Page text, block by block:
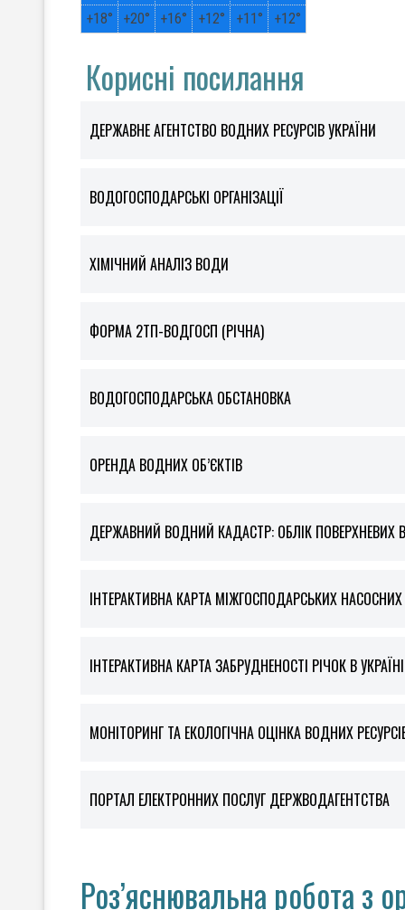
+18° +20° +16° +12° +11° +12°
Корисні посилання
ДЕРЖАВНЕ АГЕНТСТВО ВОДНИХ РЕСУРСІВ УКРАЇНИ
ВОДОГОСПОДАРСЬКІ ОРГАНІЗАЦІЇ
ХІМІЧНИЙ АНАЛІЗ ВОДИ
ФOРМА 2ТП-ВОДГОСП (РІЧНА)
ВОДОГОСПОДАРСЬКА ОБСТАНОВКА
ОРЕНДА ВОДНИХ ОБ’ЄКТІВ
ДЕРЖАВНИЙ ВОДНИЙ КАДАСТР: ОБЛІК ПОВЕРХНЕВИХ
ІНТЕРАКТИВНА КАРТА МІЖГОСПОДАРСЬКИХ
ІНТЕРАКТИВНА КАРТА ЗАБРУДНЕНОСТІ РІЧОК В УКРАЇНІ
МОНІТОРИНГ ТА ЕКОЛОГІЧНА ОЦІНКА ВОДНИХ
ПОРТАЛ ЕЛЕКТРОННИХ ПОСЛУГ ДЕРЖВОДАГЕНТСТВА
Роз’яснювальна робота з